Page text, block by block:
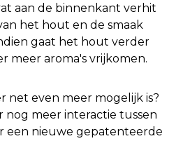
aan de binnenkant verhit
het hout en de smaak
gaat het hout verder
meer aroma's vrijkomen.
net even meer mogelijk is?
nog meer interactie tussen
een nieuwe gepatenteerde